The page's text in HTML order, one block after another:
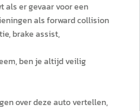
als er gevaar voor een
als forward collision
brake assist,
ben je altijd veilig
over deze auto vertellen,